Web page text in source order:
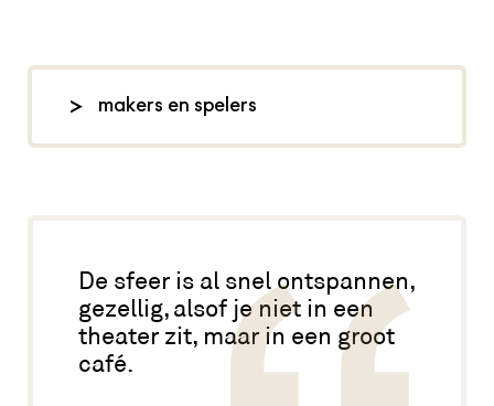
makers en spelers
De sfeer is al snel ontspannen,
gezellig, alsof je niet in een
theater zit, maar in een groot
café.